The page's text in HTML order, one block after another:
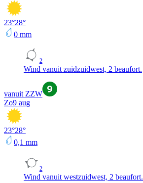
23°28°
0 mm
2
Wind vanuit zuidzuidwest, 2 beaufort.
vanuit ZZW
Zo9 aug
23°28°
0,1 mm
2
Wind vanuit westzuidwest, 2 beaufort.